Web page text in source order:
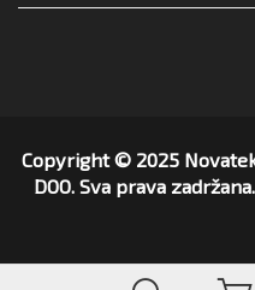
Copyright © 2025
DOO. Sva prava zadržana.